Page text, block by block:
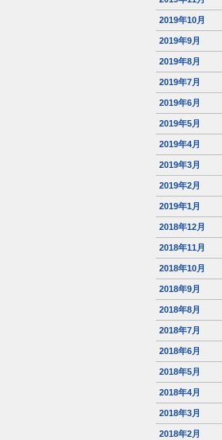
2019年10月
2019年9月
2019年8月
2019年7月
2019年6月
2019年5月
2019年4月
2019年3月
2019年2月
2019年1月
2018年12月
2018年11月
2018年10月
2018年9月
2018年8月
2018年7月
2018年6月
2018年5月
2018年4月
2018年3月
2018年2月